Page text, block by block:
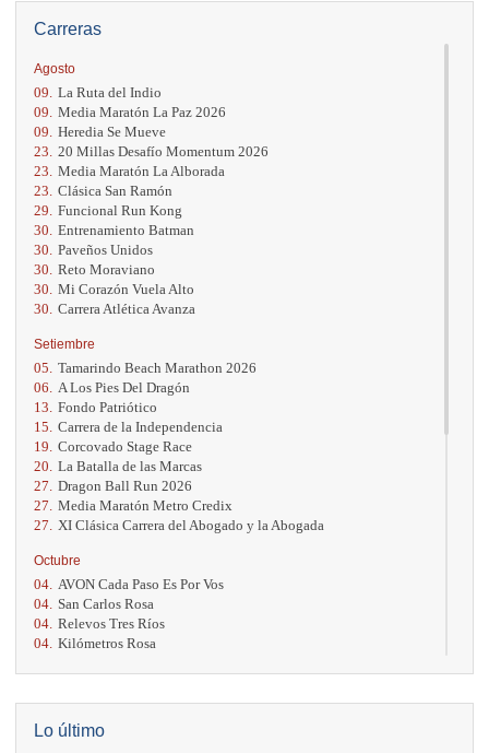
Carreras
Agosto
09. La Ruta del Indio
09. Media Maratón La Paz 2026
09. Heredia Se Mueve
23. 20 Millas Desafío Momentum 2026
23. Media Maratón La Alborada
23. Clásica San Ramón
29. Funcional Run Kong
30. Entrenamiento Batman
30. Paveños Unidos
30. Reto Moraviano
30. Mi Corazón Vuela Alto
30. Carrera Atlética Avanza
Setiembre
05. Tamarindo Beach Marathon 2026
06.
A Los Pies Del Dragón
13. Fondo Patriótico
15. Carrera de la Independencia
19. Corcovado Stage Race
20. La Batalla de las Marcas
27. Dragon Ball Run 2026
27. Media Maratón Metro Credix
27.
XI Clásica Carrera del Abogado y la Abogada
Octubre
04. AVON Cada Paso Es Por Vos
04. San Carlos Rosa
04. Relevos Tres Ríos
04. Kilómetros Rosa
18. Casa Turire Trail Run
18.
Warriors Run Circuit
18. Samsung Jacó Beach Half Marathon 2026
Lo último